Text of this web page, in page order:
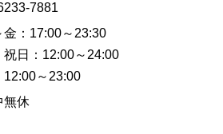
7881
金：17:00～23:30
祝日：12:00～24:00
12:00～23:00
無休